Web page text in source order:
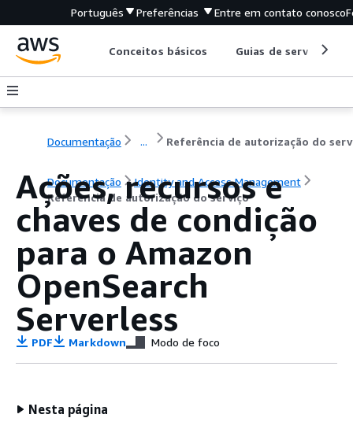
Português Preferências Entre em contato conosco
Conceitos básicos Guias de serviço
Documentação ... Referência de autorização do
Documentação
Identity and Access Management
Referência de autorização do serviço
Ações, recursos e
chaves de condição
para o Amazon
OpenSearch
Serverless
PDF Markdown Modo de foco
Nesta página